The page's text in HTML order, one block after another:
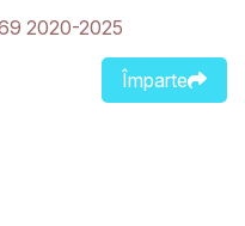
2020-2025
Împarte